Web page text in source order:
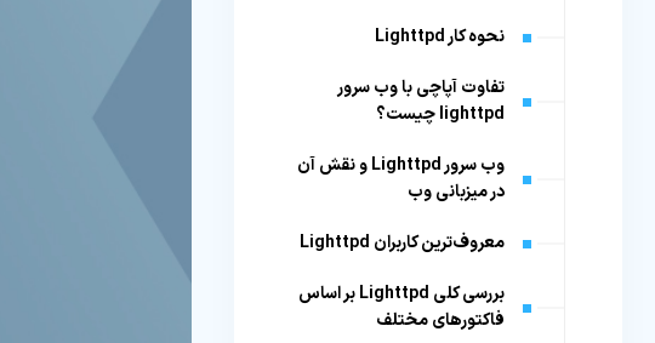
نحوه کار Lighttpd
تفاوت آپاچی با وب سرور
lighttpd چیست؟
وب سرور Lighttpd و نقش آن
در میزبانی وب
معروف‌ترین کاربران Lighttpd
بررسی کلی Lighttpd بر اساس
فاکتورهای مختلف